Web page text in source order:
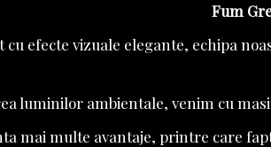
Fum
efecte vizuale elegante, echipa
luminilor ambientale, venim cu
mai multe avantaje, printre care